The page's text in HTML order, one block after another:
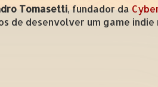
Tomasetti, fundador da
de desenvolver um game indie